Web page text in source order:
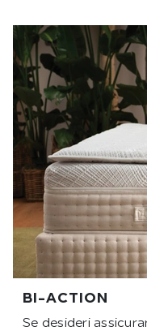
BI-ACTION
Se desideri